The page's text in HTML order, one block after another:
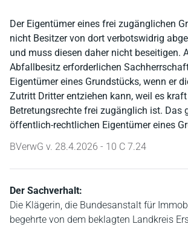
Der Eigentümer eines frei zugänglichen
nicht Besitzer von dort verbotswidrig
und muss diesen daher nicht beseitigen.
Abfallbesitz erforderlichen
Eigentümer eines Grundstücks, wenn er
Zutritt Dritter entziehen kann, weil es
Betretungsrechte frei zugänglich ist. Das
öffentlich-rechtlichen Eigentümer eines
BVerwG v. 28.4.2026 - 10 C 7.24
Der Sachverhalt:
Die Klägerin, die Bundesanstalt für
begehrte von dem beklagten Landkreis